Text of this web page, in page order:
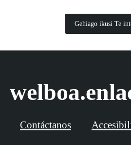
Gehiago ikusi Te
Contáctanos